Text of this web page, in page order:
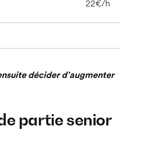
22€/h
décider d’augmenter
partie senior